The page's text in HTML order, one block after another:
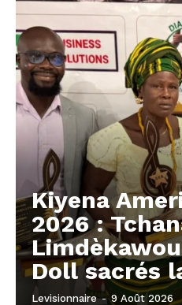
Kiyena
2026 :
Doll sacrés
Levisionnaire - 9 Août 2026